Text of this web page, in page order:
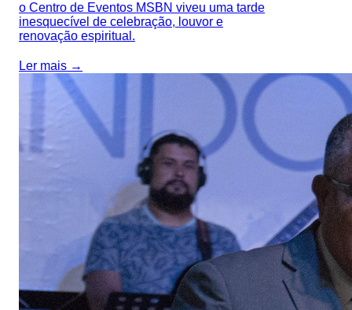
o Centro de Eventos MSBN viveu uma tarde
inesquecível de celebração, louvor e
renovação espiritual.
Ler mais →